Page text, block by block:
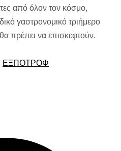
από όλον τον κόσμο,
γαστρονομικό τριήμερο
πρέπει να επισκεφτούν.
ΕΞΠΟΤΡΟΦ